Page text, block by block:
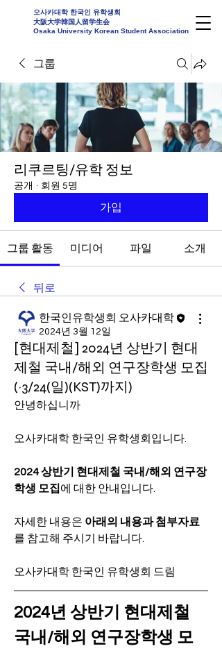
오사카대학 한국인 유학생회
大阪大学韓国人留学生会
Osaka University Korean Student Association
그룹
리쿠르팅/유학 정보
공개 · 회원 5명
가입
그룹 활동 미디어 파일 소개
뒤로
한국인유학생회 오사카대학
2024년 3월 12일
[현대제철] 2024년 상반기 현대
제철 국내/해외 연구장학생 모집
(~3/24(일)(KST)까지)
안녕하십니까
오사카대학 한국인 유학생회입니다.
2024 상반기 현대제철 국내/해외 연구장
학생 모집에 대한 안내입니다.
자세한 내용은 아래의 내용과 첨부자료
를 참고해 주시기 바랍니다.
오사카대학 한국인 유학생회 드림
2024년 상반기 현대제철
국내/해외 연구장학생 모